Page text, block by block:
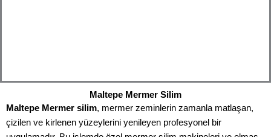
Maltepe Mermer Silim
Maltepe Mermer silim, mermer zeminlerin zamanla matlaşan,
çizilen ve kirlenen yüzeylerini yenileyen profesyonel bir